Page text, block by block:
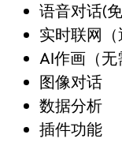
语音对话(
实时联网（
AI作画（无
图像对话
数据分析
插件功能